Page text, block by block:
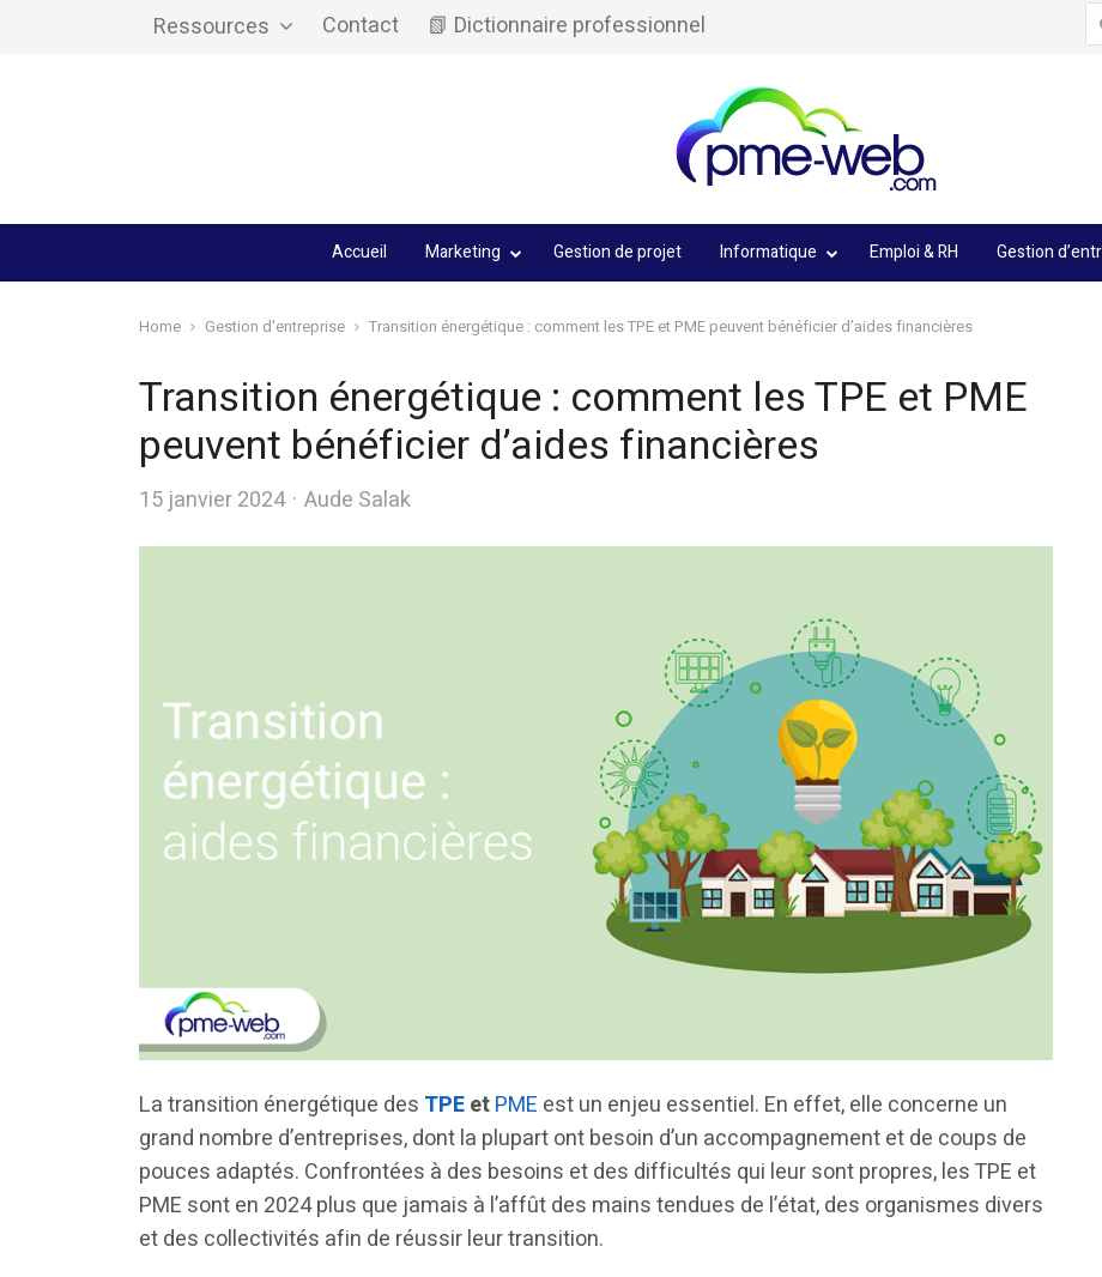
Ressources Contact 📗 Dictionnaire professionnel
Accueil Marketing Gestion de projet Informatique Emploi & RH Gestion
Home Gestion d'entreprise Transition énergétique : comment les TPE et PME peuvent bénéficier d’aides financières
Transition énergétique : comment les TPE et PME
peuvent bénéficier d’aides financières
15 janvier 2024 Author
Aude Salak
La transition énergétique des TPEetPME est un enjeu essentiel. En effet, elle concerne un
grand nombre d’entreprises, dont la plupart ont besoin d’un accompagnement et de coups de
pouces adaptés. Confrontées à des besoins et des difficultés qui leur sont propres, les TPE et
PME sont en 2024 plus que jamais à l’affût des mains tendues de l’état, des organismes divers
et des collectivités afin de réussir leur transition.